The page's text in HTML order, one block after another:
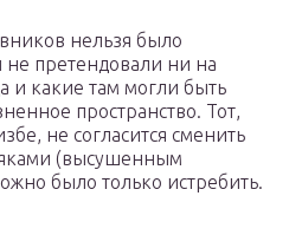
нельзя было
не претендовали ни на
и какие там могли быть
пространство. Тот,
не согласится сменить
(высушенным
было только истребить.